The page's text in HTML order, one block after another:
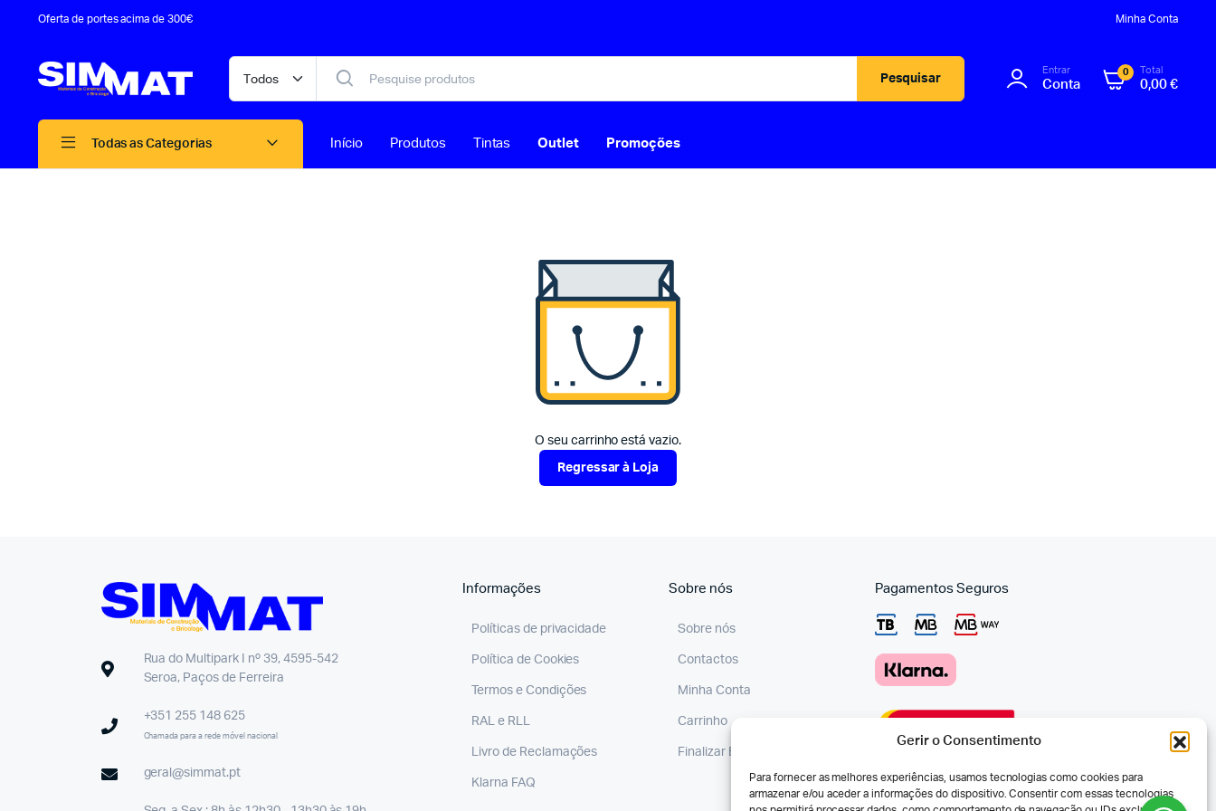
Gerir o Consentimento
Para fornecer as melhores experiências, usamos tecnologias como cookies para
armazenar e/ou aceder a informações do dispositivo. Consentir com essas tecnologias
Oferta de portes acima de 300€ Minha Conta
Pesquisar
Entrar
Conta
0 Total
0,00€
Todas as Categorias Início Produtos Tintas Outlet Promoções
O seu carrinho está vazio.
Regressar à Loja
Rua do Multipark I nº 39, 4595-542
Seroa, Paços de Ferreira
+351 255 148 625
Chamada para a rede móvel nacional
geral@simmat.pt
Informações
Políticas de privacidade
Política de Cookies
Termos e Condições
RAL e RLL
Livro de Reclamações
Klarna FAQ
Sobre nós
Sobre nós
Contactos
Minha Conta
Carrinho
Finalizar Encomenda
Pagamentos Seguros